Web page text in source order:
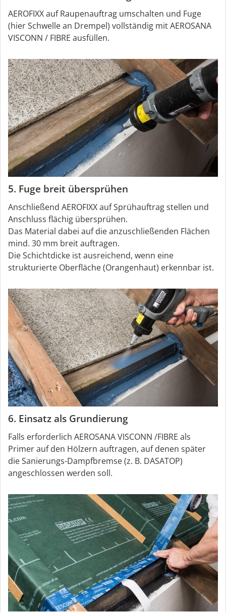
AEROFIXX auf Raupenauftrag umschalten und Fuge
(hier Schwelle an Drempel) vollständig mit AEROSANA
VISCONN / FIBRE ausfüllen.
5. Fuge breit übersprühen
Anschließend AEROFIXX auf Sprühauftrag stellen und
Anschluss flächig übersprühen.
Das Material dabei auf die anzuschließenden Flächen
mind. 30 mm breit auftragen.
Die Schichtdicke ist ausreichend, wenn eine
strukturierte Oberfläche (Orangenhaut) erkennbar ist.
6. Einsatz als Grundierung
Falls erforderlich AEROSANA VISCONN /FIBRE als
Primer auf den Hölzern auftragen, auf denen später
die Sanierungs-Dampfbremse (z. B. DASATOP)
angeschlossen werden soll.